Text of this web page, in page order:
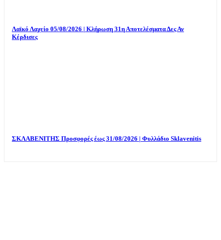
Λαϊκό Λαχείο 05/08/2026 | Κλήρωση 31η Αποτελέσματα Δες Αν
Κέρδισες
ΣΚΛΑΒΕΝΙΤΗΣ Προσφορές έως 31/08/2026 | Φυλλάδιο Sklavenitis